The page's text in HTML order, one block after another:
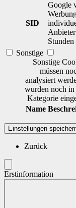
SID
Google
Anbieter
Stunden
Sonstige
Sonstige
müssen
analysiert
wurden noch in
Kategorie
Name
Einstellungen
Zurück
Erstinformation